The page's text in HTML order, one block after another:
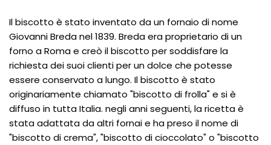
Il biscotto è stato inventato da un fornaio di nome
Giovanni Breda nel 1839. Breda era proprietario di un
forno a Roma e creò il biscotto per soddisfare la
richiesta dei suoi clienti per un dolce che potesse
essere conservato a lungo. Il biscotto è stato
originariamente chiamato "biscotto di frolla" e si è
diffuso in tutta Italia. negli anni seguenti, la ricetta è
stata adattata da altri fornai e ha preso il nome di
"biscotto di crema", "biscotto di cioccolato" o "biscotto